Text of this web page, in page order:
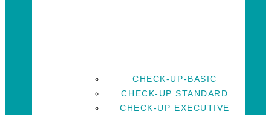
CHECK-UP-BASIC
CHECK-UP STANDARD
CHECK-UP EXECUTIVE